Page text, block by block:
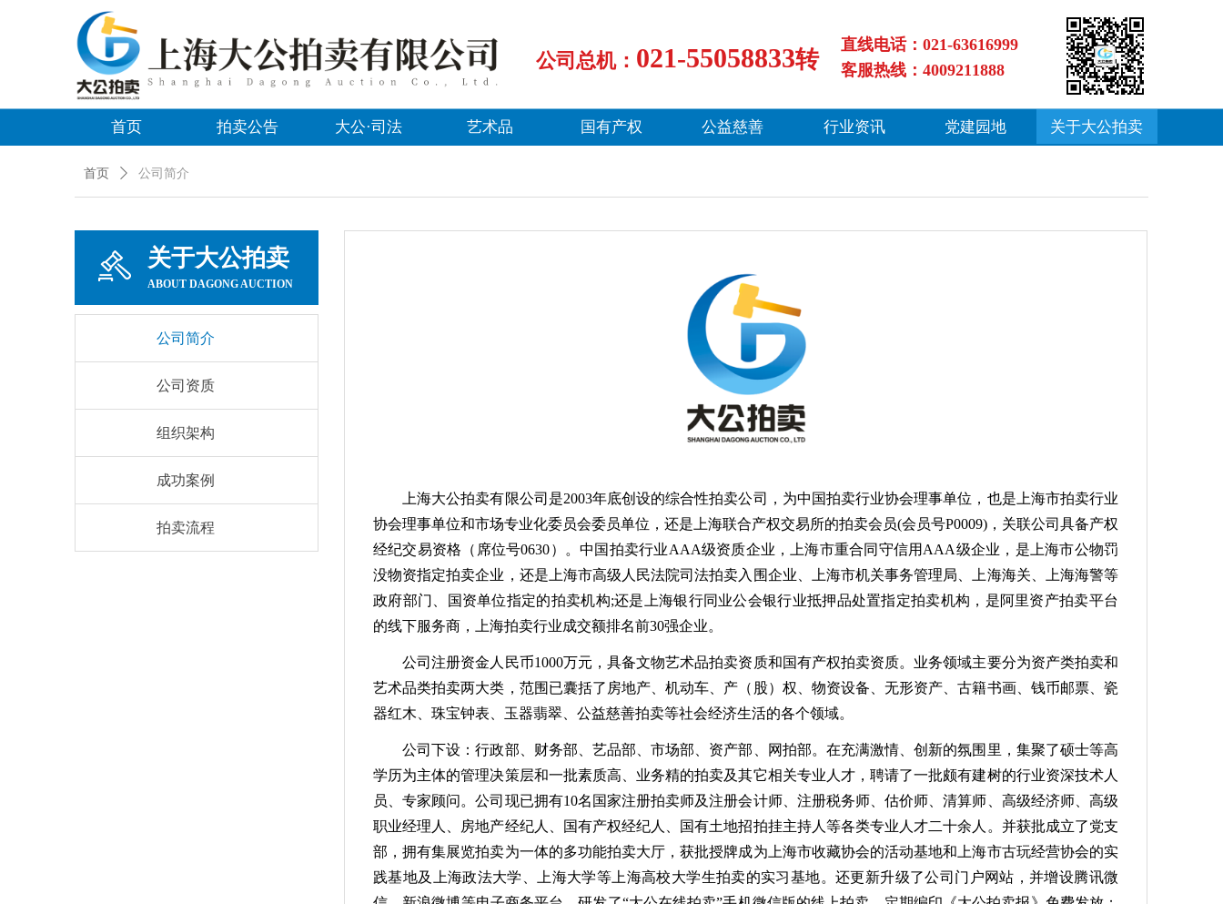
公司总机： 021-55058833转
直线电话：021-63616999
客服热线：4009211888
首页 拍卖公告 大公·司法 艺术品 国有产权 公益慈善 行业资讯 党建园地 关于大公拍卖
关于大公拍卖
ABOUT DAGONG AUCTION
上海大公拍卖有限公司是2003年底创设的综合性拍卖公司，为中国拍卖行业协会理事单位，也是上海市拍卖行业
协会理事单位和市场专业化委员会委员单位，还是上海联合产权交易所的拍卖会员(会员号P0009)，关联公司具备产权
经纪交易资格（席位号0630）。中国拍卖行业AAA级资质企业，上海市重合同守信用AAA级企业，是上海市公物罚
没物资指定拍卖企业，还是上海市高级人民法院司法拍卖入围企业、上海市机关事务管理局、上海海关、上海海警等
政府部门、国资单位指定的拍卖机构;还是上海银行同业公会银行业抵押品处置指定拍卖机构，是阿里资产拍卖平台
的线下服务商，上海拍卖行业成交额排名前30强企业。
公司注册资金人民币1000万元，具备文物艺术品拍卖资质和国有产权拍卖资质。业务领域主要分为资产类拍卖和
艺术品类拍卖两大类，范围已囊括了房地产、机动车、产（股）权、物资设备、无形资产、古籍书画、钱币邮票、瓷
器红木、珠宝钟表、玉器翡翠、公益慈善拍卖等社会经济生活的各个领域。
公司下设：行政部、财务部、艺品部、市场部、资产部、网拍部。在充满激情、创新的氛围里，集聚了硕士等高
学历为主体的管理决策层和一批素质高、业务精的拍卖及其它相关专业人才，聘请了一批颇有建树的行业资深技术人
员、专家顾问。公司现已拥有10名国家注册拍卖师及注册会计师、注册税务师、估价师、清算师、高级经济师、高级
职业经理人、房地产经纪人、国有产权经纪人、国有土地招拍挂主持人等各类专业人才二十余人。并获批成立了党支
部，拥有集展览拍卖为一体的多功能拍卖大厅，获批授牌成为上海市收藏协会的活动基地和上海市古玩经营协会的实
践基地及上海政法大学、上海大学等上海高校大学生拍卖的实习基地。还更新升级了公司门户网站，并增设腾讯微
首页 ꄲ 公司简介
公司简介
公司资质
组织架构
成功案例
拍卖流程